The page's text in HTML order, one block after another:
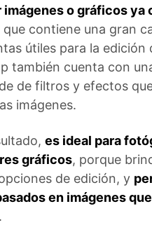
o gráficos ya
que contiene una gran
útiles para la edición
también cuenta con
de filtros y efectos
imágenes.
es ideal para
gráficos, porque
de edición, y
en imágenes
.